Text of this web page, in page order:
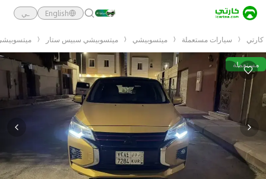
English ـي
كارتي سيارات مستعملة ميتسوبيشي ميتسوبيشي سبيس ستار
مستعملة